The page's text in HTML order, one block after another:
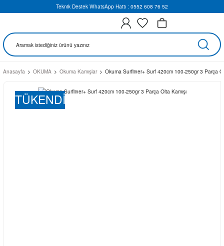
Teknik Destek WhatsApp Hattı : 0552 608 76 52
Anasayfa OKUMA Okuma Kamışlar Okuma Surfliner+ Surf 420cm 100-250gr 3 Parça
TÜKENDİ